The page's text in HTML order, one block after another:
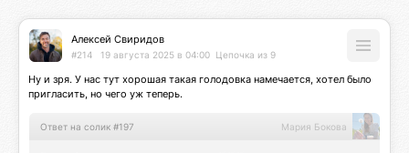
Алексей Свиридов
#214 19 августа 2025 в 04:00 Цепочка из 9
Ну и зря. У нас тут хорошая такая голодовка намечается, хотел было
пригласить, но чего уж теперь.
Ответ на солик #197 Мария Бокова